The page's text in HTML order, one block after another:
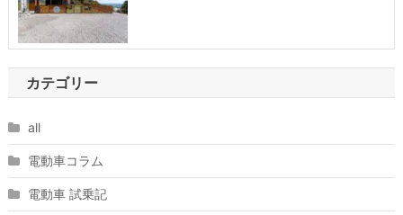
カテゴリー
all
電動車コラム
電動車 試乗記